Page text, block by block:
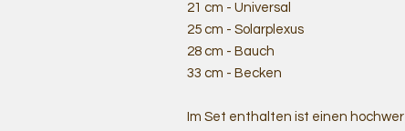
21 cm - Universal
25 cm - Solarplexus
28 cm - Bauch
33 cm - Becken
Im Set enthalten ist einen